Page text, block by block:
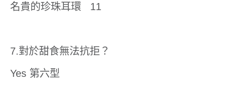
名貴的珍珠耳環 11
7.對於甜食無法抗拒？
Yes 第六型